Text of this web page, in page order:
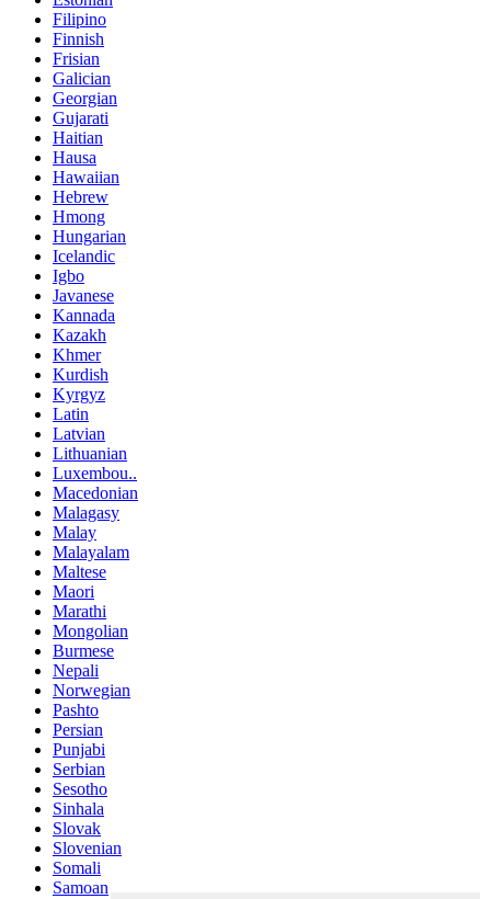
Filipino
Finnish
Frisian
Galician
Georgian
Gujarati
Haitian
Hausa
Hawaiian
Hebrew
Hmong
Hungarian
Icelandic
Igbo
Javanese
Kannada
Kazakh
Khmer
Kurdish
Kyrgyz
Latin
Latvian
Lithuanian
Luxembou..
Macedonian
Malagasy
Malay
Malayalam
Maltese
Maori
Marathi
Mongolian
Burmese
Nepali
Norwegian
Pashto
Persian
Punjabi
Serbian
Sesotho
Sinhala
Slovak
Slovenian
Somali
Samoan